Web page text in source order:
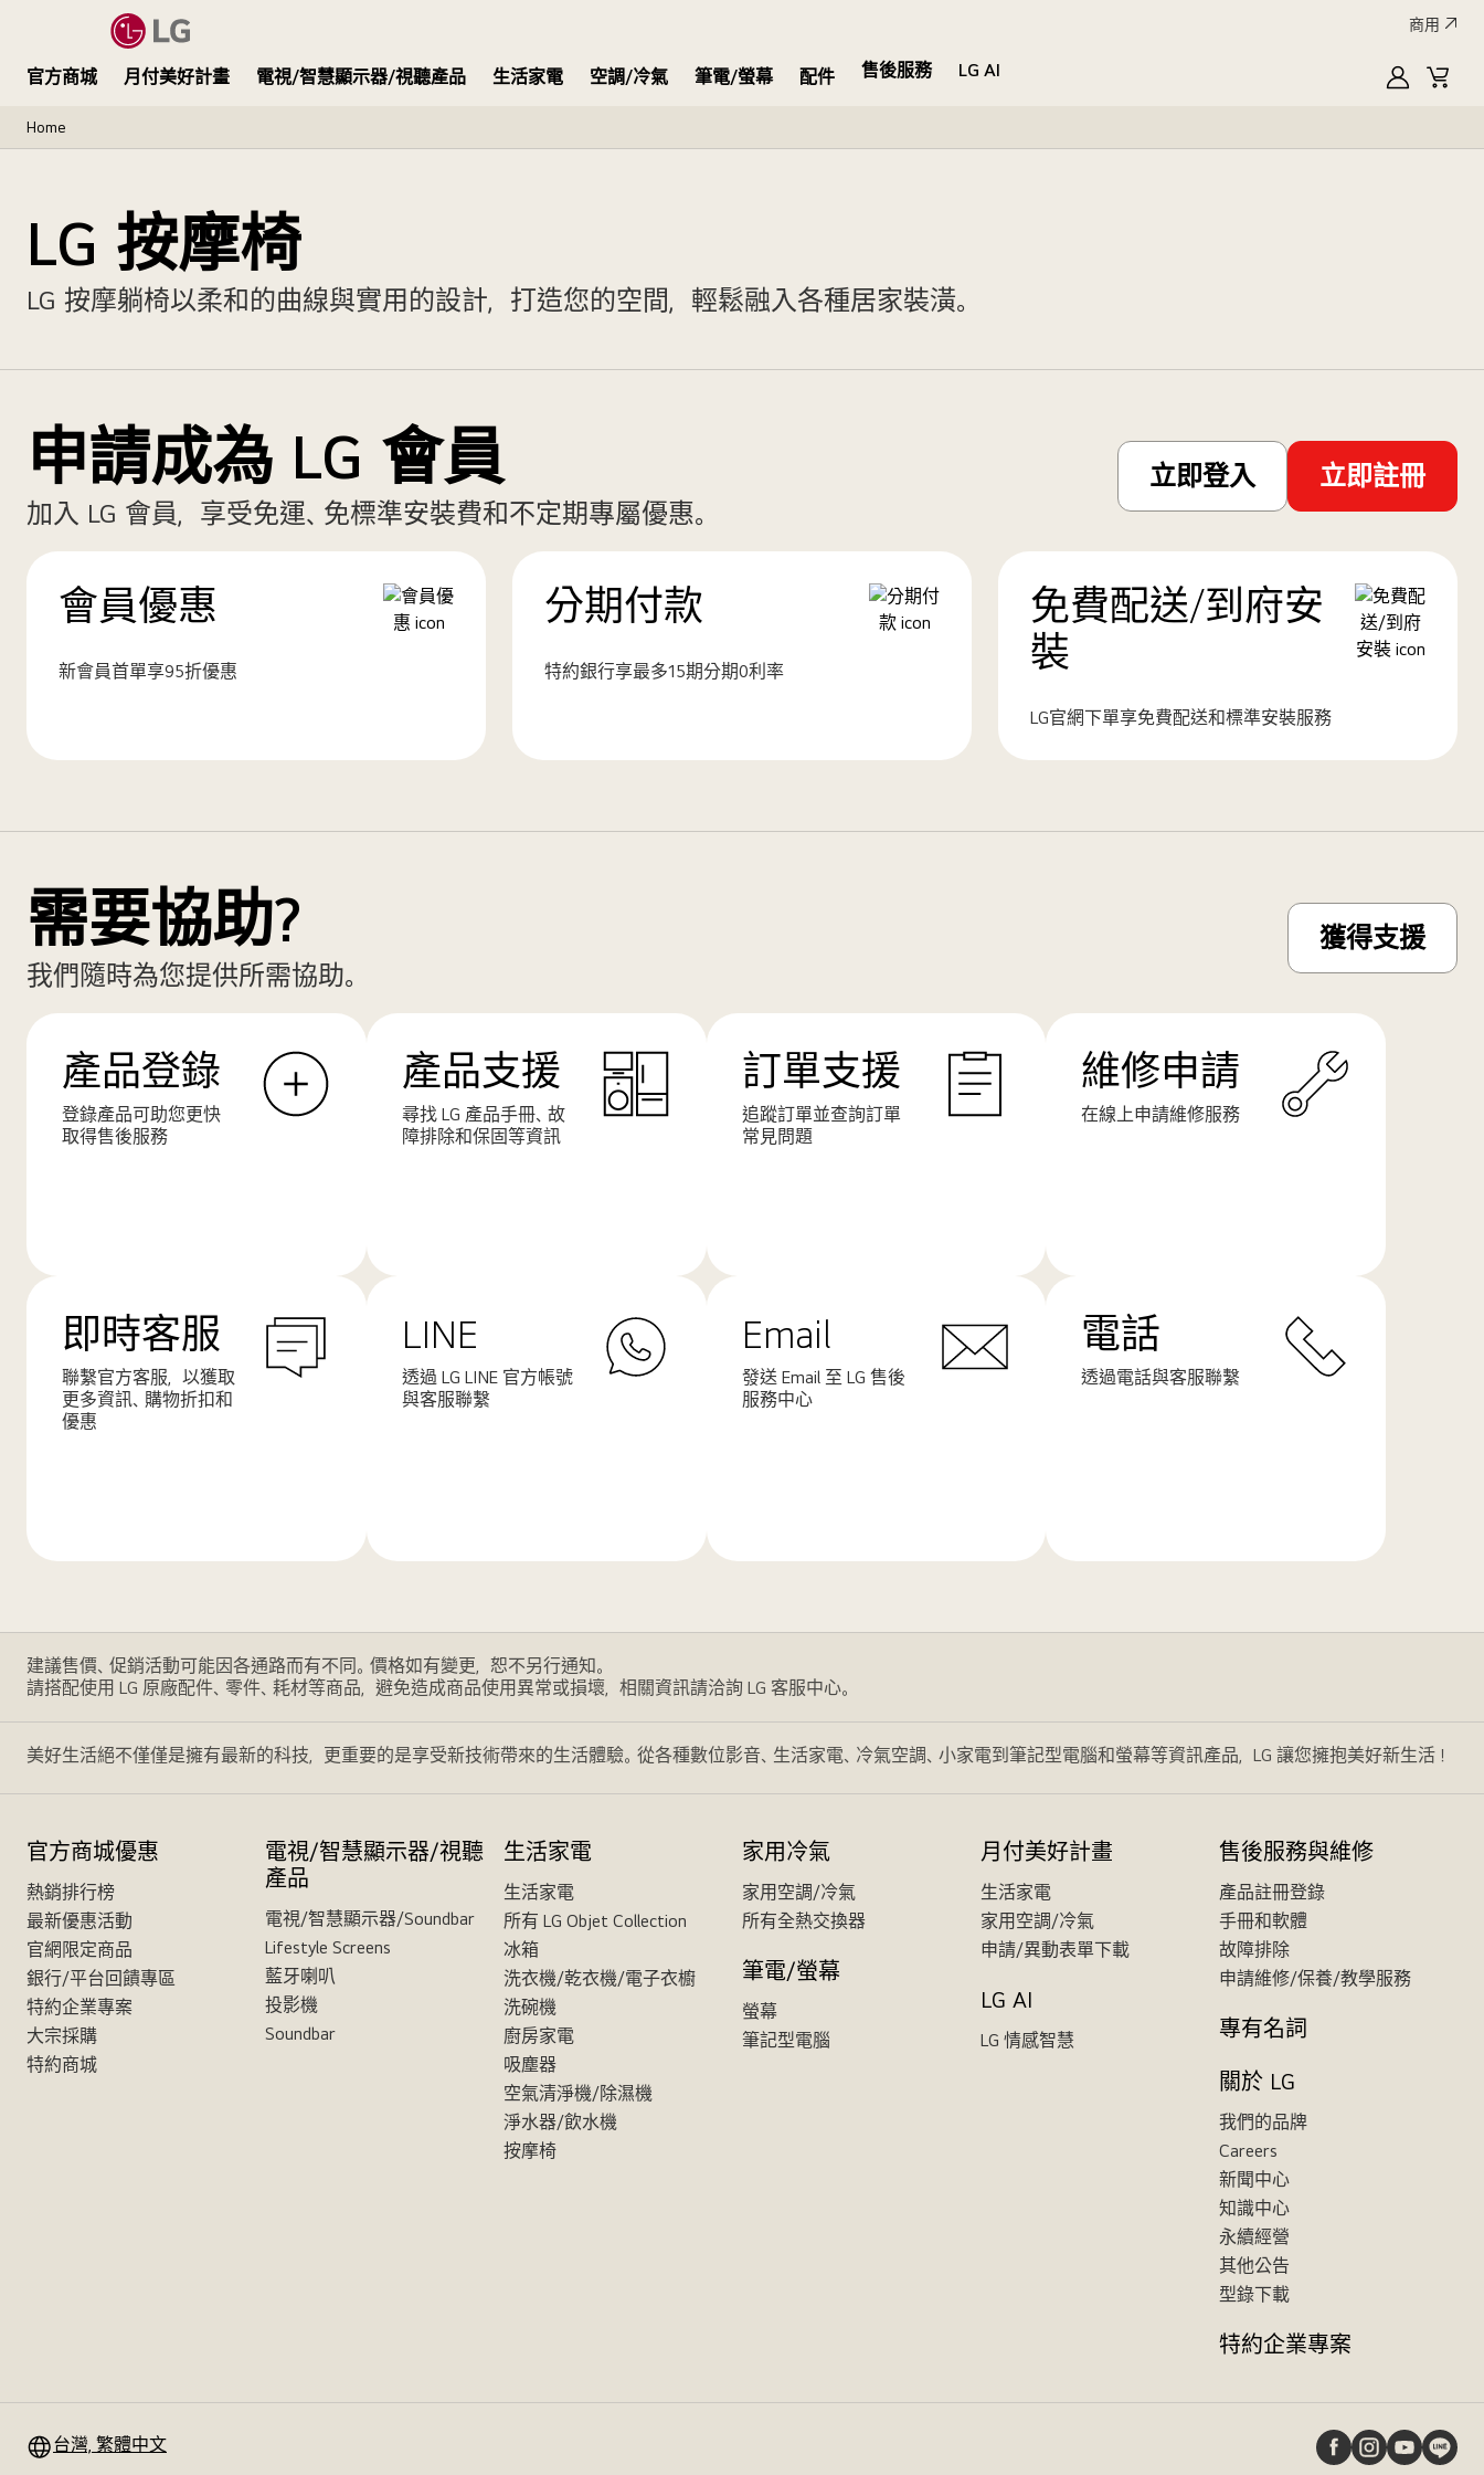
商用
官方商城 月付美好計畫 電視/智慧顯示器/視聽產品 生活家電 空調/冷氣 筆電/螢幕 配件 售後服務
LG AI
MyLG購
Home
LG 按摩椅
LG 按摩躺椅以柔和的曲線與實用的設計，打造您的空間，輕鬆融入各種居家裝潢。
申請成為 LG 會員
加入 LG 會員，享受免運、免標準安裝費和不定期專屬優惠。
立即登入 立即註冊
會員優惠
新會員首單享95折優惠
分期付款
特約銀行享最多15期分期0利率
免費配送/到府安
裝
LG官網下單享免費配送和標準安裝服務
需要協助?
我們隨時為您提供所需協助。
獲得支援
產品登錄
登錄產品可助您更快
取得售後服務
產品支援
尋找 LG 產品手冊、故
障排除和保固等資訊
訂單支援
追蹤訂單並查詢訂單
常見問題
維修申請
在線上申請維修服務
即時客服
聯繫官方客服，以獲取
更多資訊、購物折扣和
優惠
LINE
透過 LG LINE 官方帳號
與客服聯繫
Email
發送 Email 至 LG 售後
服務中心
電話
透過電話與客服聯繫
建議售價、促銷活動可能因各通路而有不同。價格如有變更，恕不另行通知。
請搭配使用 LG 原廠配件、零件、耗材等商品，避免造成商品使用異常或損壞，相關資訊請洽詢 LG 客服中心。
美好生活絕不僅僅是擁有最新的科技，更重要的是享受新技術帶來的生活體驗。從各種數位影音、生活家電、冷氣空調、小家電到筆記型電腦和螢幕等資訊產品，LG 讓您擁抱美好新生活！
官方商城優惠
熱銷排行榜
最新優惠活動
官網限定商品
銀行/平台回饋專區
特約企業專案
大宗採購
特約商城
電視/智慧顯示器/視聽
產品
電視/智慧顯示器/Soundbar
Lifestyle Screens
藍牙喇叭
投影機
Soundbar
生活家電
生活家電
所有 LG Objet Collection
冰箱
洗衣機/乾衣機/電子衣櫥
洗碗機
廚房家電
吸塵器
空氣清淨機/除濕機
淨水器/飲水機
按摩椅
家用冷氣
家用空調/冷氣
所有全熱交換器
筆電/螢幕
螢幕
筆記型電腦
月付美好計畫
生活家電
家用空調/冷氣
申請/異動表單下載
LG AI
LG 情感智慧
售後服務與維修
產品註冊登錄
手冊和軟體
故障排除
申請維修/保養/教學服務
專有名詞
關於 LG
我們的品牌
Careers
新聞中心
知識中心
永續經營
其他公告
型錄下載
特約企業專案
台灣, 繁體中文